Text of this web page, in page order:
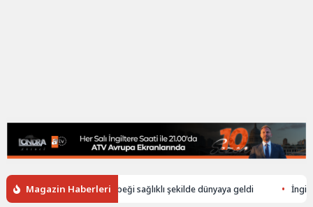
Magazin Haberleri
ölen annenin bebeği sağlıklı şekilde dünyaya geldi